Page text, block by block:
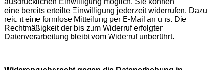
ausdrücklichen Einwilligung möglich. Sie können
eine bereits erteilte Einwilligung jederzeit widerrufen. Dazu
reicht eine formlose Mitteilung per E-Mail an uns. Die
Rechtmäßigkeit der bis zum Widerruf erfolgten
Datenverarbeitung bleibt vom Widerruf unberührt.